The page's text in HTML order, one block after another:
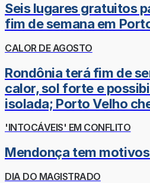
Seis lugares gratuitos
fim de semana em
CALOR DE AGOSTO
Rondônia terá fim de
calor, sol forte e
isolada; Porto Velho
'INTOCÁVEIS' EM CONFLITO
Mendonça tem
DIA DO MAGISTRADO